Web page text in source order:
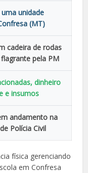
unidade
(MT)
cadeira de rodas
pela PM
dinheiro
e insumos
andamento na
Polícia Civil
física gerenciando
em Confresa